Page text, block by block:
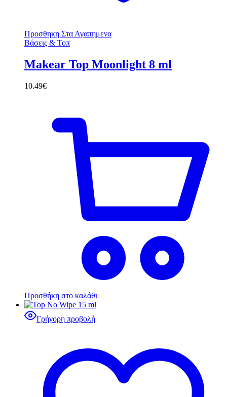
Προσθηκη Στα Αγαπημενα
Βάσεις & Τοπ
Makear Top Moonlight 8 ml
10.49€
Προσθήκη στο καλάθι
Γρήγορη προβολή